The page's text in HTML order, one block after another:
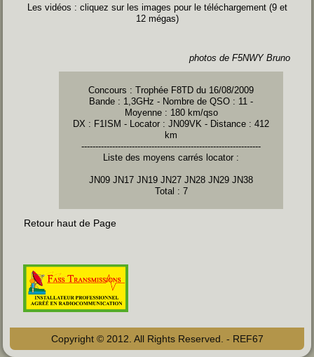
Les vidéos : cliquez sur les images pour le téléchargement (9 et
12 mégas)
photos de F5NWY Bruno
Concours : Trophée F8TD du 16/08/2009
Bande : 1,3GHz - Nombre de QSO : 11 -
Moyenne : 180 km/qso
DX : F1ISM - Locator : JN09VK - Distance : 412
km
----------------------------------------------------------------
Liste des moyens carrés locator :
JN09 JN17 JN19 JN27 JN28 JN29 JN38
Total : 7
Retour haut de Page
Copyright © 2012. All Rights Reserved. - REF67